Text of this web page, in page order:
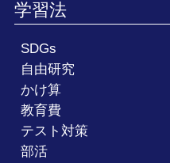
学習法
SDGs
自由研究
かけ算
教育費
テスト対策
部活